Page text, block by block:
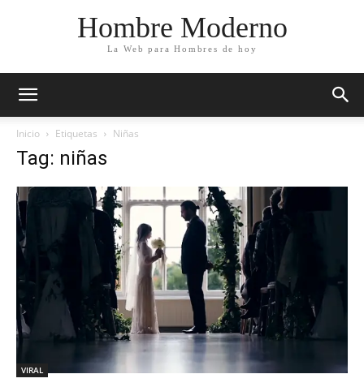
Hombre Moderno
La Web para Hombres de hoy
Inicio Etiquetas Niñas
Tag: niñas
VIRAL